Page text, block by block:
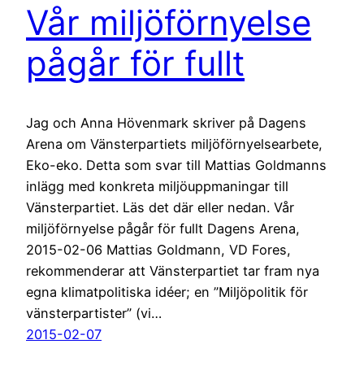
Vår miljöförnyelse
pågår för fullt
Jag och Anna Hövenmark skriver på Dagens
Arena om Vänsterpartiets miljöförnyelsearbete,
Eko-eko. Detta som svar till Mattias Goldmanns
inlägg med konkreta miljöuppmaningar till
Vänsterpartiet. Läs det där eller nedan. Vår
miljöförnyelse pågår för fullt Dagens Arena,
2015-02-06 Mattias Goldmann, VD Fores,
rekommenderar att Vänsterpartiet tar fram nya
egna klimatpolitiska idéer; en ”Miljöpolitik för
vänsterpartister” (vi…
2015-02-07